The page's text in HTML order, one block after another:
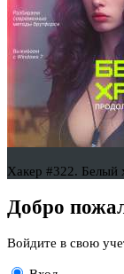
Хакер #322. Белый
Добро
Войдите в свою